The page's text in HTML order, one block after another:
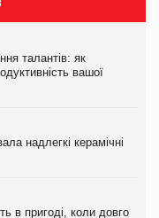
талантів: як
вашої
надлегкі керамічні
в пригоді, коли довго